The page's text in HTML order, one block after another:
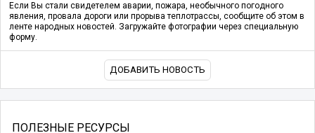
Если Вы стали свидетелем аварии, пожара, необычного погодного
явления, провала дороги или прорыва теплотрассы, сообщите об этом в
ленте народных новостей. Загружайте фотографии через специальную
форму.
ДОБАВИТЬ НОВОСТЬ
ПОЛЕЗНЫЕ РЕСУРСЫ